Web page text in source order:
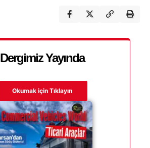
Dergimiz Yayında
Okumak için Tıklayın